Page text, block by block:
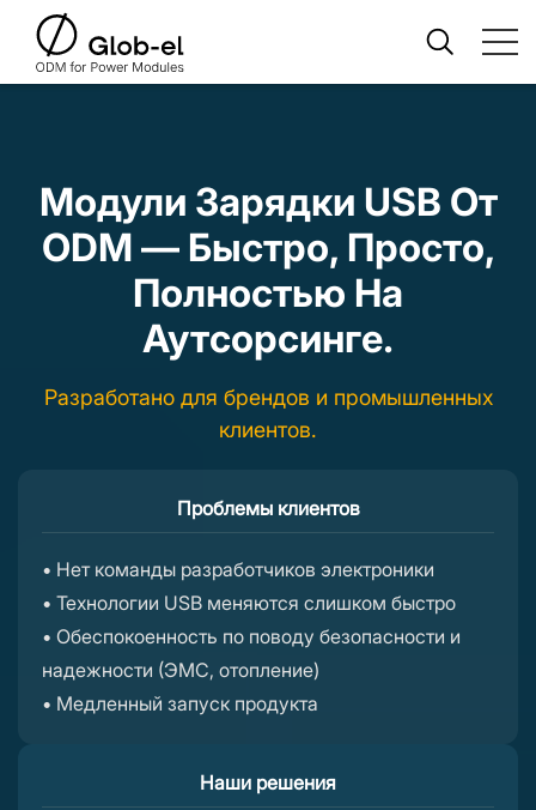
Разработано для брендов и промышленных
клиентов.
Модули Зарядки USB От
ODM — Быстро, Просто,
Полностью На
Аутсорсинге.
Проблемы клиентов
• Нет команды разработчиков электроники
• Технологии USB меняются слишком быстро
• Обеспокоенность по поводу безопасности и
надежности (ЭМС, отопление)
• Медленный запуск продукта
Наши решения